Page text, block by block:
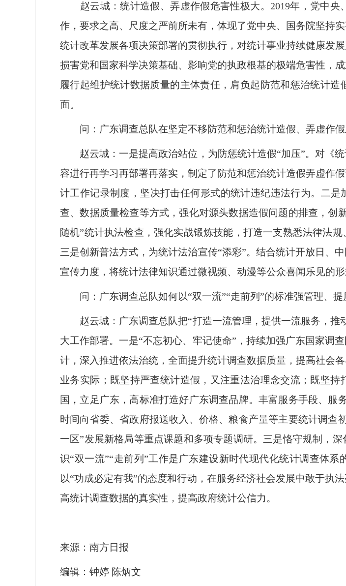
赵云城：统计造假、弄虚作假危害性极大。2019年，党中央
作，要求之高、尺度之严前所未有，体现了党中央、国务院坚持
统计改革发展各项决策部署的贯彻执行，对统计事业持续健康发
损害党和国家科学决策基础、影响党的执政根基的极端危害性，
履行起维护统计数据质量的主体责任，肩负起防范和惩治统计
面。
问：广东调查总队在坚定不移防范和惩治统计造假、弄虚作假
赵云城：一是提高政治站位，为防惩统计造假“加压”。对《
容进行再学习再部署再落实，制定了防范和惩治统计造假弄虚作
计工作记录制度，坚决打击任何形式的统计违纪违法行为。二
查、数据质量检查等方式，强化对源头数据造假问题的排查，创
随机”统计执法检查，强化实战锻炼技能，打造一支熟悉法律法
三是创新普法方式，为统计法治宣传“添彩”。结合统计开放日、
宣传力度，将统计法律知识通过微视频、动漫等公众喜闻乐见的形
问：广东调查总队如何以“双一流”“走前列”的标准强管理、提
赵云城：广东调查总队把“打造一流管理，提供一流服务，推
大工作部署。一是“不忘初心、牢记使命”，持续加强广东国家调
计，深入推进依法治统，全面提升统计调查数据质量，提高社会
业务实际；既坚持严查统计造假，又注重法治理念交流；既坚
国，立足广东，高标准打造好广东调查品牌。丰富服务手段、服
时间向省委、省政府报送收入、价格、粮食产量等主要统计调查
一区”发展新格局等重点课题和多项专题调研。三是恪守规制，
识“双一流”“走前列”工作是广东建设新时代现代化统计调查体
以“功成必定有我”的态度和行动，在服务经济社会发展中敢于执
高统计调查数据的真实性，提高政府统计公信力。
来源：南方日报
编辑：钟婷 陈炳文